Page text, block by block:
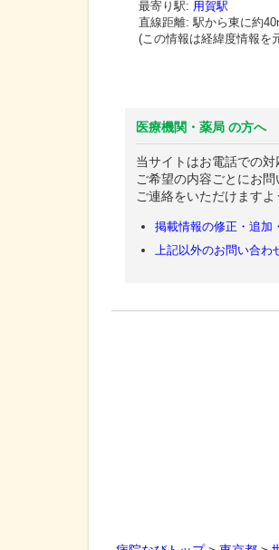
最寄り駅: 用賀駅
直線距離: 駅から東に約
(この情報は経緯度情報を
医療機関・薬局 の方へ
当サイトはお電話での対
ご希望の内容ごとにお
ご連絡をいただけますよ
掲載情報の修正・追加
上記以外のお問い合わ